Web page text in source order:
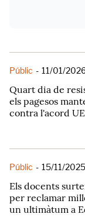
Públic - 11/01/
Quart dia de
els pagesos
contra l'acord
Públic - 15/11/2025
Els docents
per reclamar
un ultimàtum a